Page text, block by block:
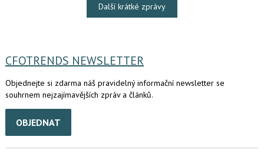
Další krátké zprávy
CFOTRENDS NEWSLETTER
Objednejte si zdarma náš pravidelný informační newsletter se
souhrnem nejzajímavějších zpráv a článků.
OBJEDNAT